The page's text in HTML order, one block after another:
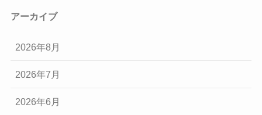
アーカイブ
2026年8月
2026年7月
2026年6月